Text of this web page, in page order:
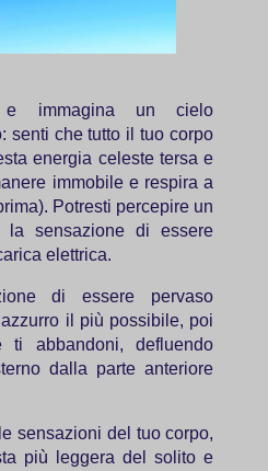
immagina un cielo
senti che tutto il tuo corpo
energia celeste tersa e
immobile e respira a
Potresti percepire un
la sensazione di essere
elettrica.
di essere pervaso
il più possibile, poi
abbandoni, defluendo
dalla parte anteriore
sensazioni del tuo corpo,
più leggera del solito e